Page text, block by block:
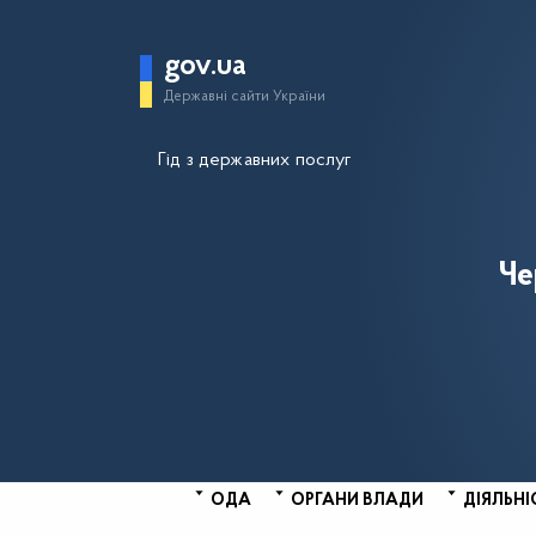
gov.ua
Державні сайти України
Гід з державних послуг
ОДА ОРГАНИ ВЛАДИ